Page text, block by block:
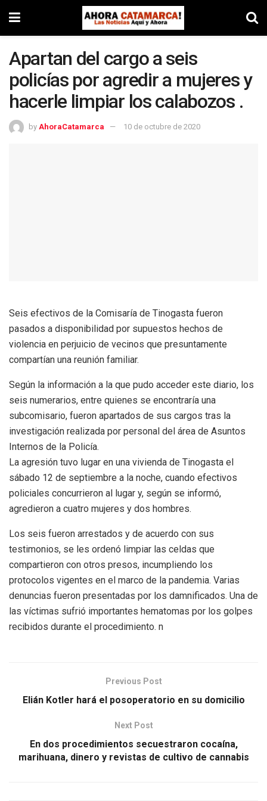
Apartan del cargo a seis
policías por agredir a mujeres y
hacerle limpiar los calabozos .
by AhoraCatamarca 10 de octubre de 2020
Seis efectivos de la Comisaría de Tinogasta fueron
pasados a disponibilidad por supuestos hechos de
violencia en perjuicio de vecinos que presuntamente
compartían una reunión familiar.
Según la información a la que pudo acceder este diario, los
seis numerarios, entre quienes se encontraría una
subcomisario, fueron apartados de sus cargos tras la
investigación realizada por personal del área de Asuntos
Internos de la Policía.
La agresión tuvo lugar en una vivienda de Tinogasta el
sábado 12 de septiembre a la noche, cuando efectivos
policiales concurrieron al lugar y, según se informó,
agredieron a cuatro mujeres y dos hombres.
Los seis fueron arrestados y de acuerdo con sus
testimonios, se les ordenó limpiar las celdas que
compartieron con otros presos, incumpliendo los
protocolos vigentes en el marco de la pandemia. Varias
denuncias fueron presentadas por los damnificados. Una de
las víctimas sufrió importantes hematomas por los golpes
recibidos durante el procedimiento. n
Previous Post
Elián Kotler hará el posoperatorio en su domicilio
Next Post
En dos procedimientos secuestraron cocaína,
marihuana, dinero y revistas de cultivo de cannabis